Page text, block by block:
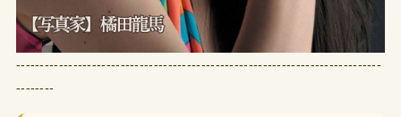
-----------------------------------------------------------------------------
--------